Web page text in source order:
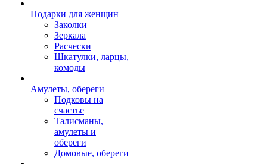
Подарки для женщин
Заколки
Зеркала
Расчески
Шкатулки, ларцы,
комоды
Амулеты, обереги
Подковы на
счастье
Талисманы,
амулеты и
обереги
Домовые, обереги